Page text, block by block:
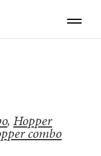
, Hopper
combo